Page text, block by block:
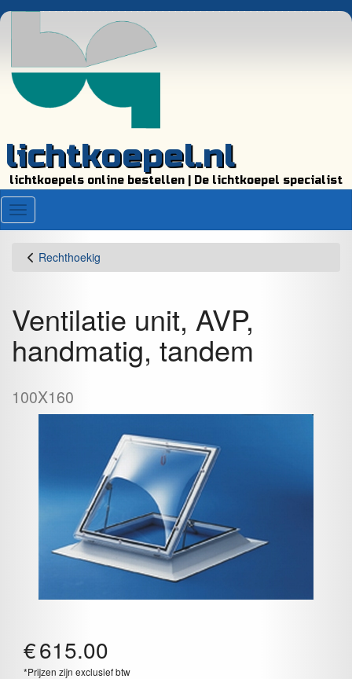
lichtkoepel.nl
lichtkoepels online bestellen | De lichtkoepel specialist
Menu
Rechthoekig
Ventilatie unit, AVP,
handmatig, tandem
100X160
€615.00
*Prijzen zijn exclusief btw